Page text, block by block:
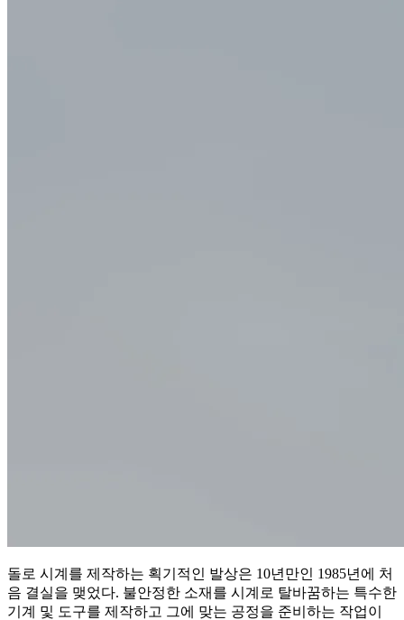
돌로 시계를 제작하는 획기적인 발상은 10년만인 1985년에 처
음 결실을 맺었다. 불안정한 소재를 시계로 탈바꿈하는 특수한
기계 및 도구를 제작하고 그에 맞는 공정을 준비하는 작업이